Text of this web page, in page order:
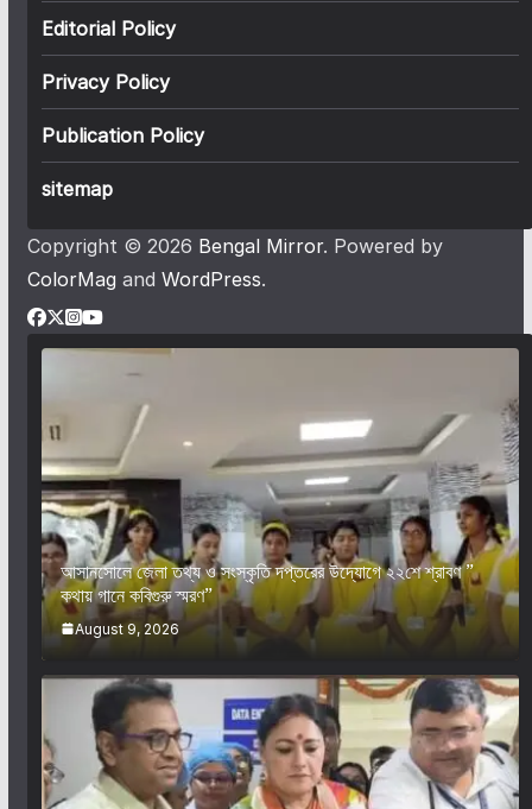
Editorial Policy
Privacy Policy
Publication Policy
sitemap
Copyright © 2026 Bengal Mirror. Powered by
ColorMag and WordPress.
আসানসোলে জেলা তথ্য ও সংস্কৃতি দপ্তরের উদ্যোগে ২২শে শ্রাবণ ”
কথায় গানে কবিগুরু স্মরণ”
August 9, 2026